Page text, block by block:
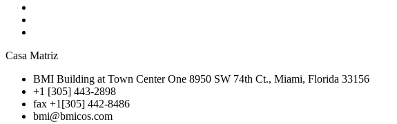
Casa Matriz
BMI Building at Town Center One 8950 SW 74th Ct., Miami, Florida 33156
+1 [305] 443-2898
fax +1[305] 442-8486
bmi@bmicos.com